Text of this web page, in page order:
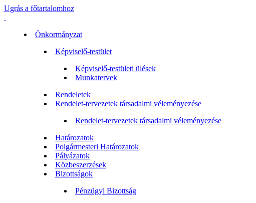
Ugrás a főtartalomhoz
Önkormányzat
Képviselő-testület
Képviselő-testületi ülések
Munkatervek
Rendeletek
Rendelet-tervezetek társadalmi véleményezése
Rendelet-tervezetek társadalmi véleményezése
Határozatok
Polgármesteri Határozatok
Pályázatok
Közbeszerzések
Bizottságok
Pénzügyi Bizottság